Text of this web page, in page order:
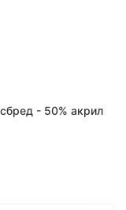
- 50% акрил